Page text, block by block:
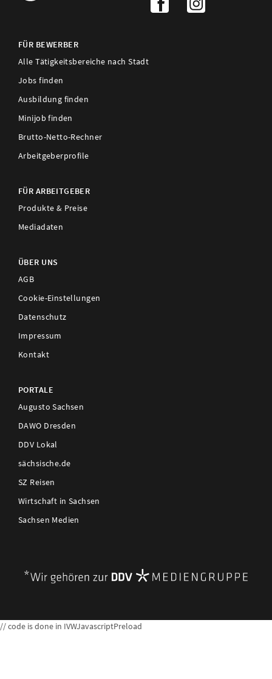
FÜR BEWERBER
Alle Tätigkeitsbereiche nach Stadt
Jobs finden
Ausbildung finden
Minijob finden
Brutto-Netto-Rechner
Arbeitgeberprofile
FÜR ARBEITGEBER
Produkte & Preise
Mediadaten
ÜBER UNS
AGB
Cookie-Einstellungen
Datenschutz
Impressum
Kontakt
PORTALE
Augusto Sachsen
DAWO Dresden
DDV Lokal
sächsische.de
SZ Reisen
Wirtschaft in Sachsen
Sachsen Medien
// code is done in IVWJavascriptPreload